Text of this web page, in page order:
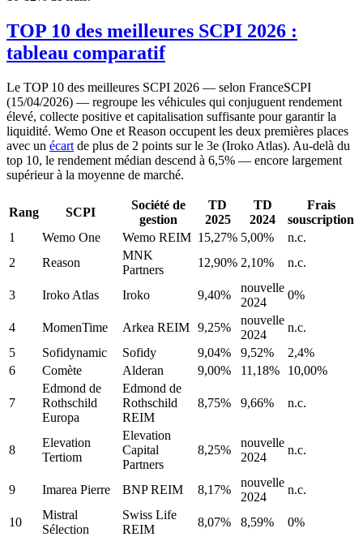
TOP 10 des meilleures SCPI 2026 :
tableau comparatif
Le TOP 10 des meilleures SCPI 2026 — selon FranceSCPI
(15/04/2026) — regroupe les véhicules qui conjuguent rendement
élevé, collecte positive et capitalisation suffisante pour garantir la
liquidité. Wemo One et Reason occupent les deux premières places
avec un écart de plus de 2 points sur le 3e (Iroko Atlas). Au-delà du
top 10, le rendement médian descend à 6,5% — encore largement
supérieur à la moyenne de marché.
Rang SCPI
Société de
gestion
TD
2025
TD
2024
Frais
souscription
1
Wemo One Wemo REIM 15,27% 5,00%
n.c.
2
Reason
MNK
Partners
12,90% 2,10% n.c.
3 Iroko Atlas Iroko 9,40%
nouvelle
2024
0%
4 MomenTime Arkea REIM 9,25%
nouvelle
2024
n.c.
5
Sofidynamic Sofidy 9,04% 9,52%
2,4%
6
Comète Alderan 9,00% 11,18% 10,00%
7
Edmond de
Rothschild
Europa
Edmond de
Rothschild
REIM
8,75% 9,66% n.c.
8
Elevation
Tertiom
Elevation
Capital
Partners
8,25%
nouvelle
2024
n.c.
9 Imarea Pierre BNP REIM 8,17%
nouvelle
2024
n.c.
10
Mistral
Sélection
Swiss Life
REIM
8,07% 8,59% 0%